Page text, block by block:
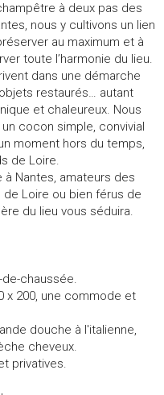
à deux pas des
nous y cultivons un lien
au maximum et à
toute l’harmonie du lieu.
dans une démarche
restaurés… autant
et chaleureux. Nous
cocon simple, convivial
moment hors du temps,
de Loire.
à Nantes, amateurs des
Loire ou bien férus de
du lieu vous séduira.
chaussée.
x 200, une commode et
douche à l'italienne,
cheveux.
privatives.